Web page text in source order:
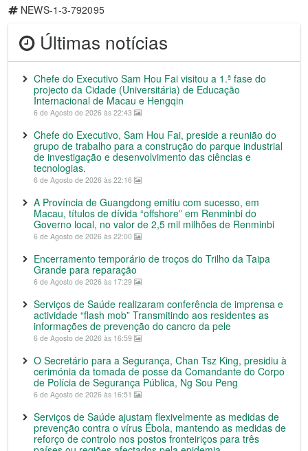
NEWS-1-3-792095
Últimas notícias
Chefe do Executivo Sam Hou Fai visitou a 1.ª fase do
projecto da Cidade (Universitária) de Educação
Internacional de Macau e Hengqin
6 de Agosto de 2026 às 22:43
Chefe do Executivo, Sam Hou Fai, preside a reunião do
grupo de trabalho para a construção do parque industrial
de investigação e desenvolvimento das ciências e
tecnologias.
6 de Agosto de 2026 às 22:16
A Província de Guangdong emitiu com sucesso, em
Macau, títulos de dívida “offshore” em Renminbi do
Governo local, no valor de 2,5 mil milhões de Renminbi
6 de Agosto de 2026 às 22:00
Encerramento temporário de troços do Trilho da Taipa
Grande para reparação
6 de Agosto de 2026 às 17:29
Serviços de Saúde realizaram conferência de imprensa e
actividade “flash mob” Transmitindo aos residentes as
informações de prevenção do cancro da pele
6 de Agosto de 2026 às 16:59
O Secretário para a Segurança, Chan Tsz King, presidiu à
cerimónia da tomada de posse da Comandante do Corpo
de Polícia de Segurança Pública, Ng Sou Peng
6 de Agosto de 2026 às 16:51
Serviços de Saúde ajustam flexivelmente as medidas de
prevenção contra o vírus Ébola, mantendo as medidas de
reforço de controlo nos postos fronteiriços para três